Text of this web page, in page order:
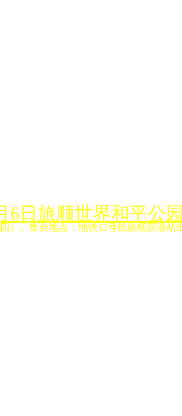
6日旅顺世界和平公
）。集合地点：地铁12号线旅顺新港站